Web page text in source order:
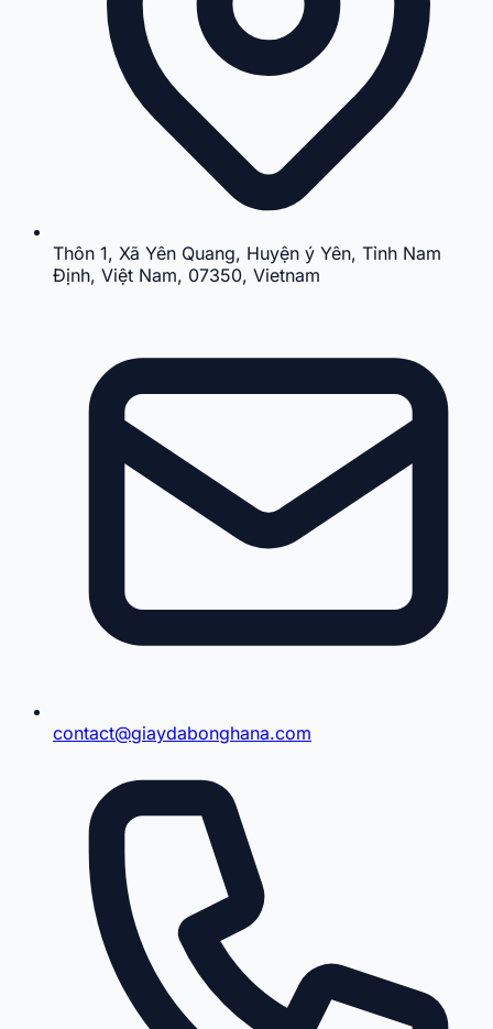
Thôn 1, Xã Yên Quang, Huyện ý Yên, Tỉnh Nam
Định, Việt Nam, 07350, Vietnam
contact@giaydabonghana.com